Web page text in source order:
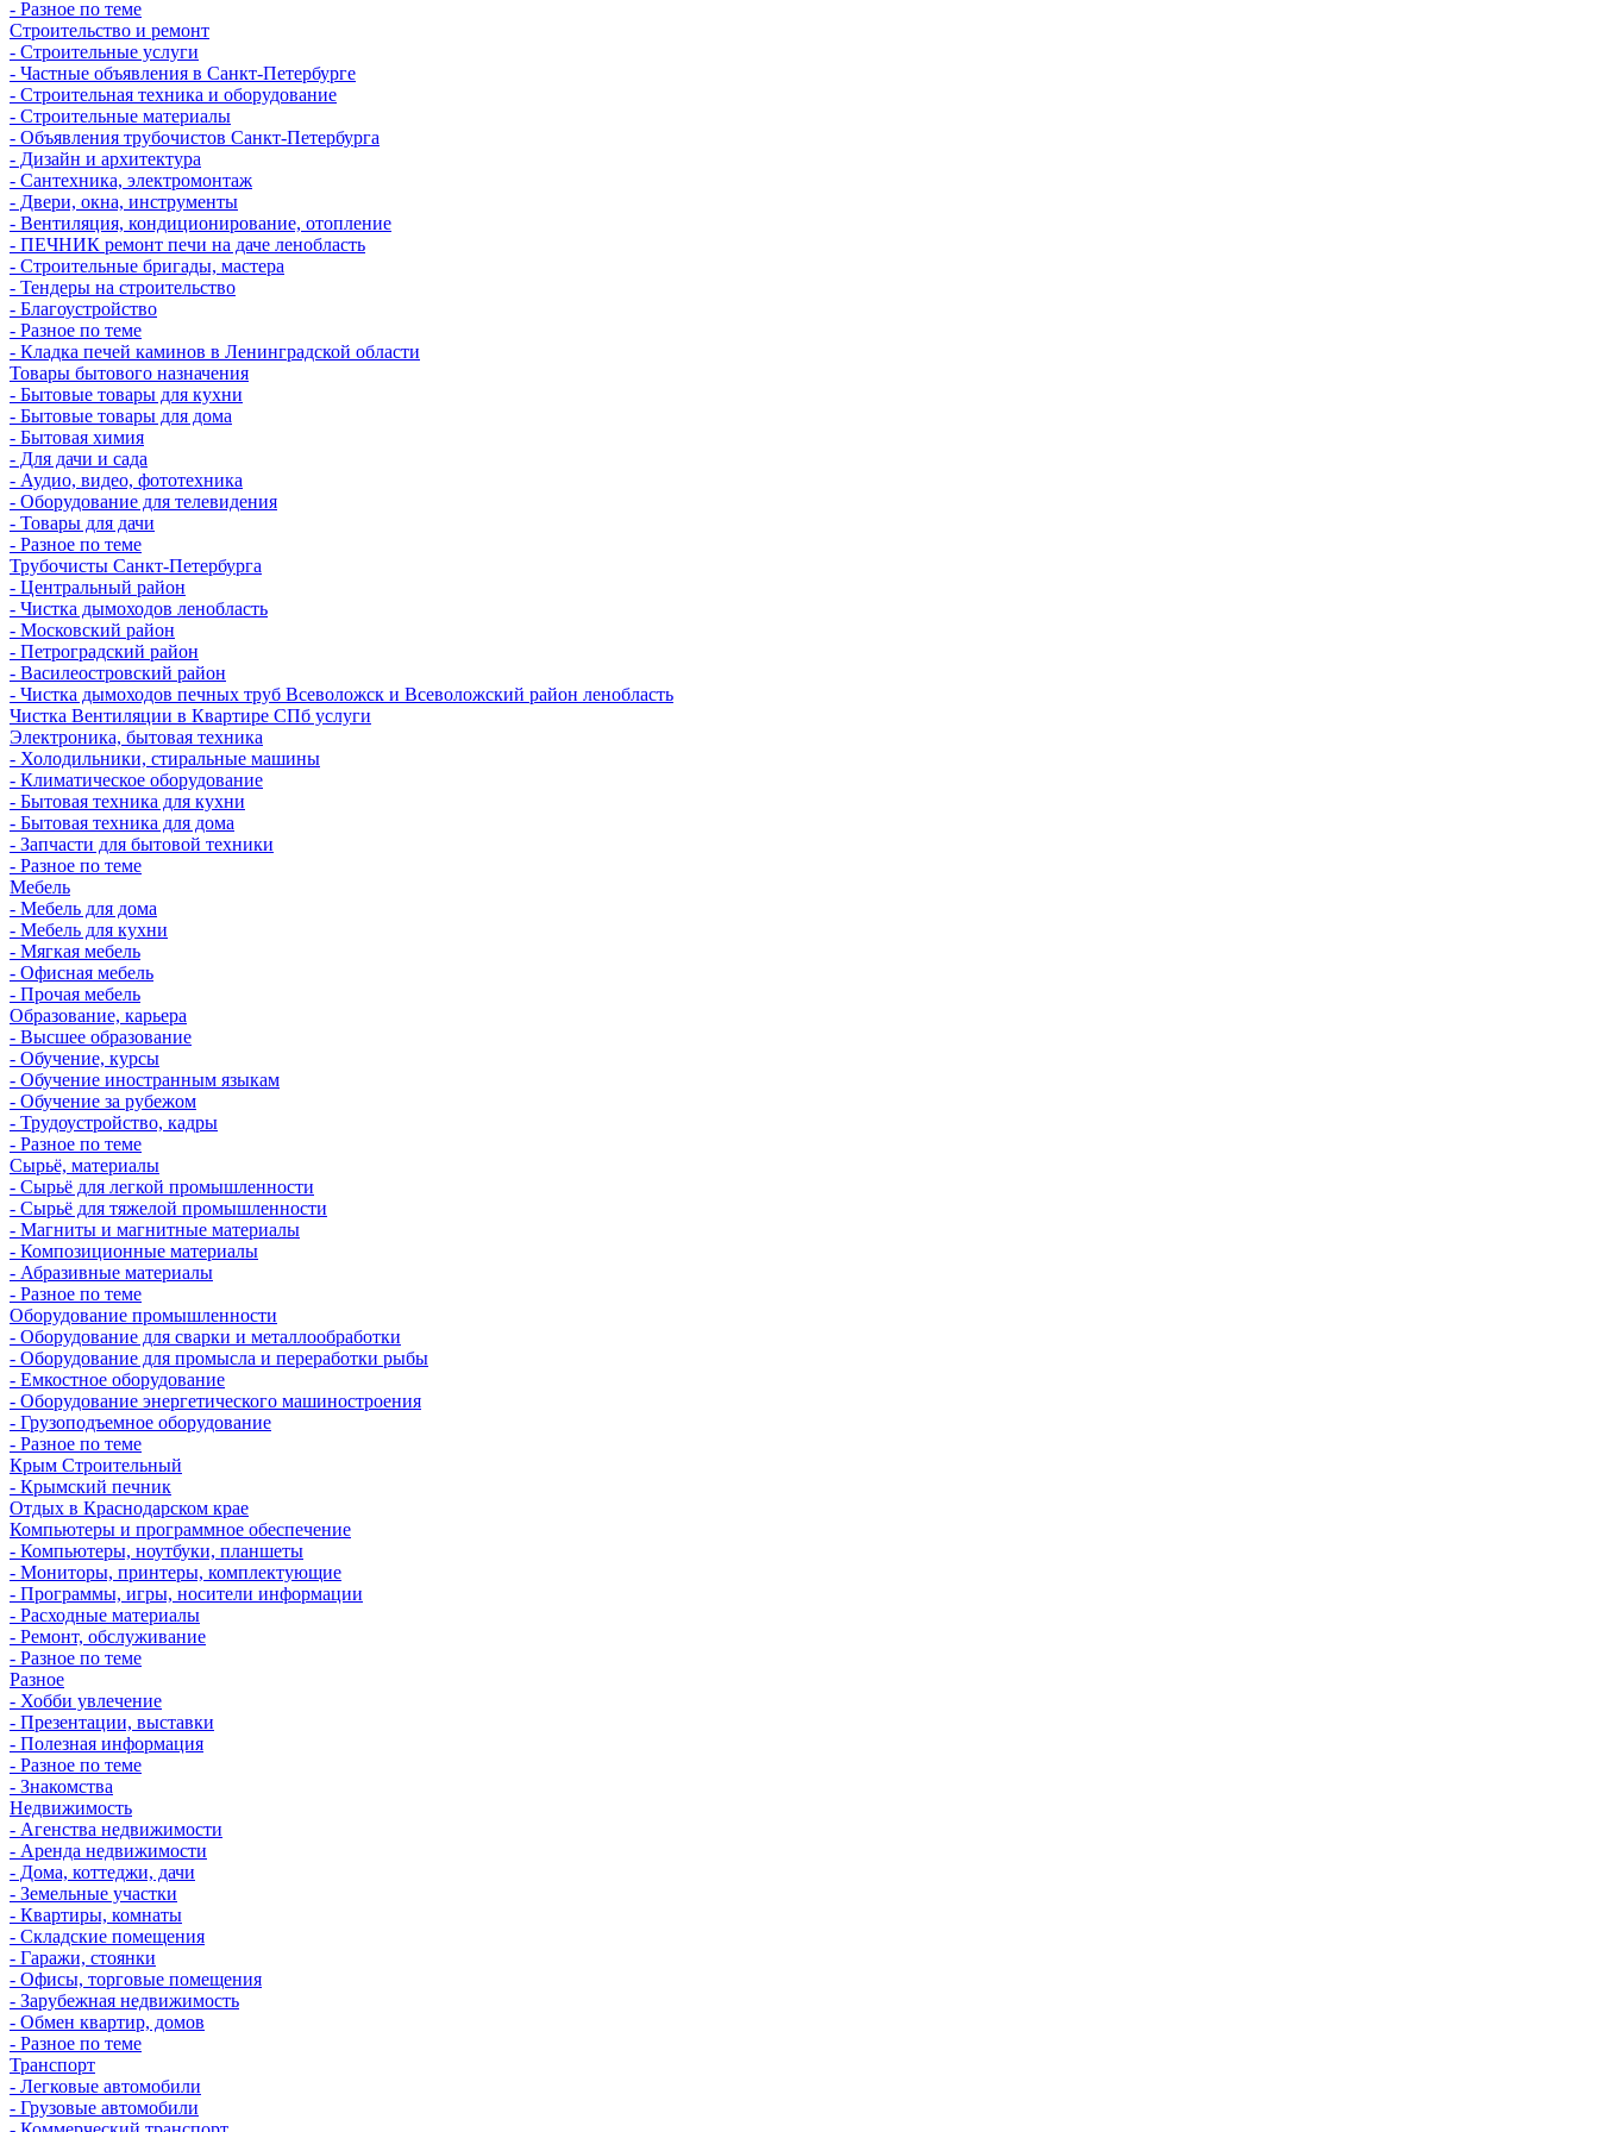
- Разное по теме
Строительство и ремонт
- Строительные услуги
- Частные объявления в Санкт-Петербурге
- Строительная техника и оборудование
- Строительные материалы
- Объявления трубочистов Санкт-Петербурга
- Дизайн и архитектура
- Сантехника, электромонтаж
- Двери, окна, инструменты
- Вентиляция, кондиционирование, отопление
- ПЕЧНИК ремонт печи на даче ленобласть
- Строительные бригады, мастера
- Тендеры на строительство
- Благоустройство
- Разное по теме
- Кладка печей каминов в Ленинградской области
Товары бытового назначения
- Бытовые товары для кухни
- Бытовые товары для дома
- Бытовая химия
- Для дачи и сада
- Аудио, видео, фототехника
- Оборудование для телевидения
- Товары для дачи
- Разное по теме
Трубочисты Санкт-Петербурга
- Центральный район
- Чистка дымоходов ленобласть
- Московский район
- Петроградский район
- Василеостровский район
- Чистка дымоходов печных труб Всеволожск и Всеволожский район ленобласть
Чистка Вентиляции в Квартире СПб услуги
Электроника, бытовая техника
- Холодильники, стиральные машины
- Климатическое оборудование
- Бытовая техника для кухни
- Бытовая техника для дома
- Запчасти для бытовой техники
- Разное по теме
Мебель
- Мебель для дома
- Мебель для кухни
- Мягкая мебель
- Офисная мебель
- Прочая мебель
Образование, карьера
- Высшее образование
- Обучение, курсы
- Обучение иностранным языкам
- Обучение за рубежом
- Трудоустройство, кадры
- Разное по теме
Сырьё, материалы
- Сырьё для легкой промышленности
- Сырьё для тяжелой промышленности
- Магниты и магнитные материалы
- Композиционные материалы
- Абразивные материалы
- Разное по теме
Оборудование промышленности
- Оборудование для сварки и металлообработки
- Оборудование для промысла и переработки рыбы
- Емкостное оборудование
- Оборудование энергетического машиностроения
- Грузоподъемное оборудование
- Разное по теме
Крым Строительный
- Крымский печник
Отдых в Краснодарском крае
Компьютеры и программное обеспечение
- Компьютеры, ноутбуки, планшеты
- Мониторы, принтеры, комплектующие
- Программы, игры, носители информации
- Расходные материалы
- Ремонт, обслуживание
- Разное по теме
Разное
- Хобби увлечение
- Презентации, выставки
- Полезная информация
- Разное по теме
- Знакомства
Недвижимость
- Агенства недвижимости
- Аренда недвижимости
- Дома, коттеджи, дачи
- Земельные участки
- Квартиры, комнаты
- Складские помещения
- Гаражи, стоянки
- Офисы, торговые помещения
- Зарубежная недвижимость
- Обмен квартир, домов
- Разное по теме
Транспорт
- Легковые автомобили
- Грузовые автомобили